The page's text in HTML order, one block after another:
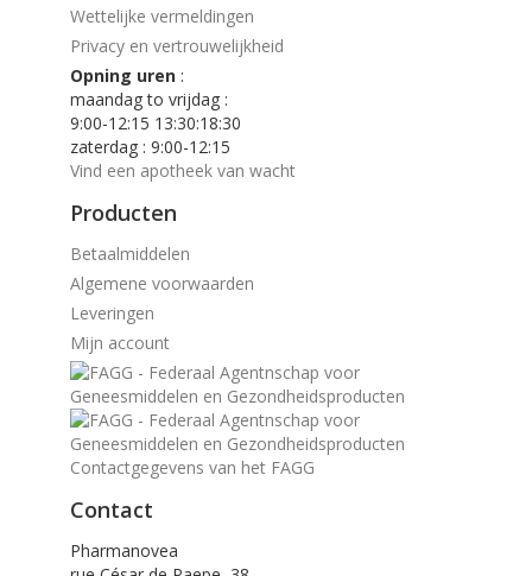
Wettelijke vermeldingen
Privacy en vertrouwelijkheid
Opning uren :
maandag to vrijdag :
9:00-12:15 13:30:18:30
zaterdag : 9:00-12:15
Vind een apotheek van wacht
Producten
Betaalmiddelen
Algemene voorwaarden
Leveringen
Mijn account
Contactgegevens van het FAGG
Contact
Pharmanovea